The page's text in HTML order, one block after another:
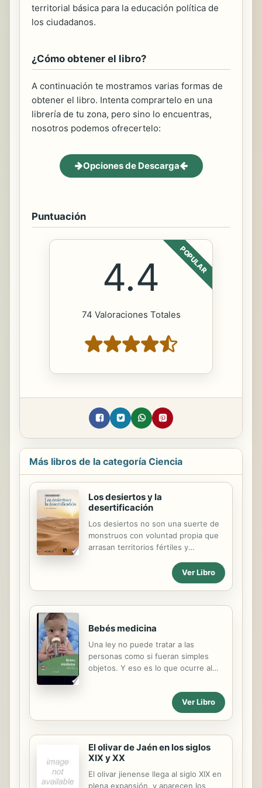
territorial básica para la educación política de
los ciudadanos.
¿Cómo obtener el libro?
A continuación te mostramos varias formas de
obtener el libro. Intenta comprartelo en una
librería de tu zona, pero sino lo encuentras,
nosotros podemos ofrecertelo:
Opciones de Descarga
Puntuación
POPULAR
4.4
74 Valoraciones Totales
Más libros de la categoría Ciencia
Los desiertos y la
desertificación
Los desiertos no son una suerte de
monstruos con voluntad propia que
arrasan territorios fértiles y
complejos y maduros fruto de unas
condiciones extremas de aridez. La
desertificación, por el contrario, es
un proceso que permanece latente,
desencadena por intervenciones
humanas inadecuadas, es decir, por
una mala planificación cuya solución
pasa por la prevención y el desarrollo
aclarar la diferencia entre ambos
conceptos, pues los mitos y la
confusión...
Ver Libro
Bebés medicina
Una ley no puede tratar a las
personas como si fueran simples
objetos. Y eso es lo que ocurre al
libro te ayudará a profundizar y
comprender algunos de estosVer Libro
El olivar de Jaén en los siglos
XIX y XX
El olivar jienense llega al siglo XIX en
plena expansión, y aparecen los